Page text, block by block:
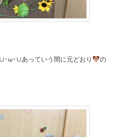
･ω･∪あっていう間に元どおり
の